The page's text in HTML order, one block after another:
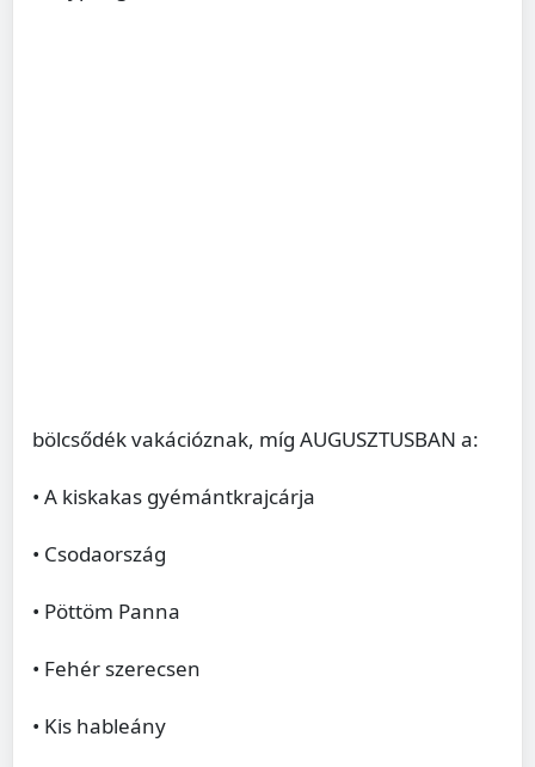
bölcsődék vakációznak, míg AUGUSZTUSBAN a:
• A kiskakas gyémántkrajcárja
• Csodaország
• Pöttöm Panna
• Fehér szerecsen
• Kis hableány